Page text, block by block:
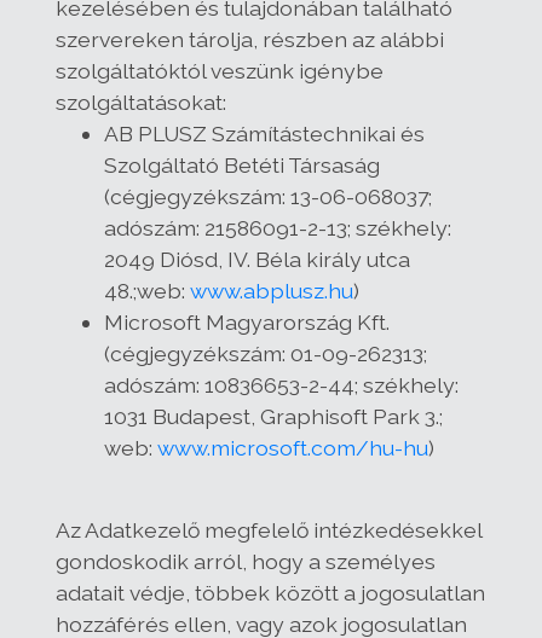
kezelésében és tulajdonában található
szervereken tárolja, részben az alábbi
szolgáltatóktól veszünk igénybe
szolgáltatásokat:
AB PLUSZ Számítástechnikai és
Szolgáltató Betéti Társaság
(cégjegyzékszám: 13-06-068037;
adószám: 21586091-2-13; székhely:
2049 Diósd, IV. Béla király utca
48.;web: www.abplusz.hu)
Microsoft Magyarország Kft.
(cégjegyzékszám: 01-09-262313;
adószám: 10836653-2-44; székhely:
1031 Budapest, Graphisoft Park 3.;
web: www.microsoft.com/hu-hu)
Az Adatkezelő megfelelő intézkedésekkel
gondoskodik arról, hogy a személyes
adatait védje, többek között a jogosulatlan
hozzáférés ellen, vagy azok jogosulatlan